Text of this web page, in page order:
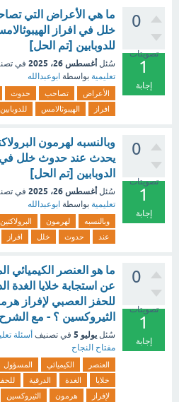
0
تصويتات
1
إجابة
ما هي الأعراض التي
خلل في افراز
للدوبابين [تم الحل]
سُئل أغسطس 26، 2025 في
تعليمية بواسطة ابوعبدالله
الأعراض تصاحب حدوث
افراز
الهيبوثالامس للدوبابين
0
تصويتات
1
إجابة
وبالنسبه لهرمون
يحدث عند حدوث خلل في
الدوبابين [تم الحل]
سُئل أغسطس 26، 2025 في
تعليمية بواسطة ابوعبدالله
وبالنسبه لهرمون البرولاكتين
عند
حدوث خلل افراز
0
تصويتات
1
إجابة
ما هو العنصر الكيميائي
عن استجابة خلايا الغدة
للحفز العصبي لإفراز
الثيروكسين ؟ - مع الشرح
سُئل يوليو 5 في تصنيف أسئلة
مفتاح النجاح
العنصر الكيميائي المسؤول
خلايا
الغدة الدرقية
لإفراز
هرمون الثيروكسين